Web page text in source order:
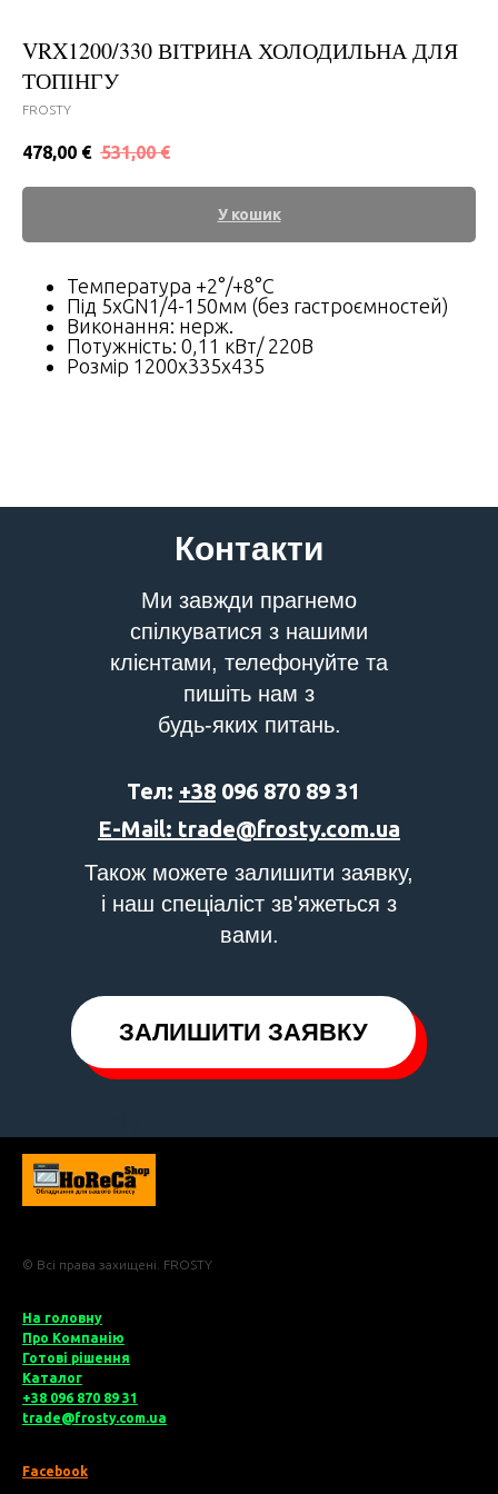
VRX1200/330 ВІТРИНА ХОЛОДИЛЬНА ДЛЯ
ТОПІНГУ
FROSTY
478,00 € 531,00 €
У кошик
Температура +2°/+8°C
Під 5хGN1/4-150мм (без гастроємностей)
Виконання: нерж.
Потужність: 0,11 кВт/ 220В
Розмір 1200x335x435
Контакти
Ми завжди прагнемо
спілкуватися з нашими
клієнтами, телефонуйте та
пишіть нам з
будь-яких питань.
Також можете залишити заявку,
і наш спеціаліст зв'яжеться з
вами.
ЗАЛИШИТИ ЗАЯВКУ
E-Mail: trade@frosty.com.ua
Тел: +38 096 870 89 31
© Всі права захищені. FROSTY
На головну
Про Компанію
Готові рішення
Каталог
+38 096 870 89 31
trade@frosty.com.ua
Facebook